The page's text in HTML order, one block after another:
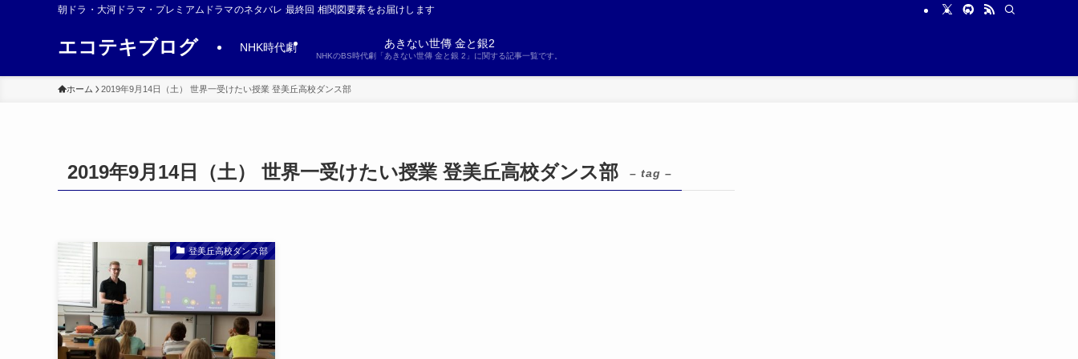
朝ドラ・大河ドラマ・プレミアムドラマのネタバレ 最終回 相関図要素をお届けします
エコテキブログ NHK時代劇 あきない世傳 金と銀2
NHKのBS時代劇「あきない世傳 金と銀 2」に関する記事一覧です。
ホーム 2019年9月14日（土） 世界一受けたい授業 登美丘高校ダンス部
2019年9月14日（土） 世界一受けたい授業 登美丘高校ダンス部 – tag –
登美丘高校ダンス部